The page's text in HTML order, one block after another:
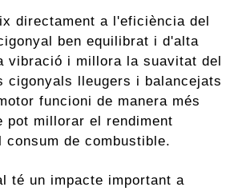
directament a l'eficiència del
ben equilibrat i d'alta
vibració i millora la suavitat del
cigonyals lleugers i balancejats
funcioni de manera més
pot millorar el rendiment
de combustible.
té un impacte important a